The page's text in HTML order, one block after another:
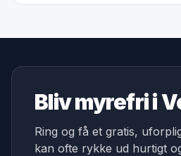
Bliv myrefri i
Ring og få et gratis,
kan ofte rykke ud hurtigt